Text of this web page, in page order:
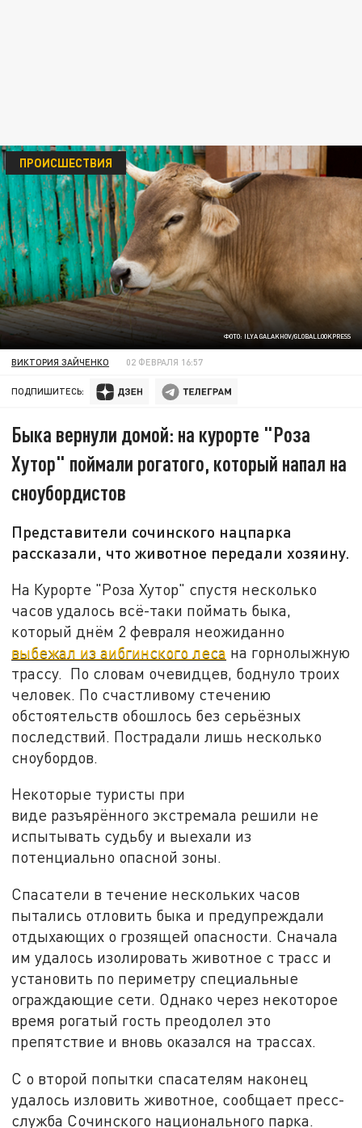
ФОТО: ILYA GALAKHOV/GLOBALLOOKPRESS
ПРОИСШЕСТВИЯ
ВИКТОРИЯ ЗАЙЧЕНКО 02 ФЕВРАЛЯ 16:57
ПОДПИШИТЕСЬ:
Быка вернули домой: на курорте "Роза
Хутор" поймали рогатого, который напал на
сноубордистов
Представители сочинского нацпарка
рассказали, что животное передали хозяину.
На Курорте "Роза Хутор" спустя несколько
часов удалось всё-таки поймать быка,
который днём 2 февраля неожиданно
выбежал из аибгинского леса на горнолыжную
трассу. По словам очевидцев, боднуло троих
человек. По счастливому стечению
обстоятельств обошлось без серьёзных
последствий. Пострадали лишь несколько
сноубордов.
Некоторые туристы при
виде разъярённого экстремала решили не
испытывать судьбу и выехали из
потенциально опасной зоны.
Спасатели в течение нескольких часов
пытались отловить быка и предупреждали
отдыхающих о грозящей опасности. Сначала
им удалось изолировать животное с трасс и
установить по периметру специальные
ограждающие сети. Однако через некоторое
время рогатый гость преодолел это
препятствие и вновь оказался на трассах.
С о второй попытки спасателям наконец
удалось изловить животное, сообщает пресс-
служба Сочинского национального парка.